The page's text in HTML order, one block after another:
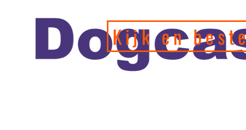
Kijk en